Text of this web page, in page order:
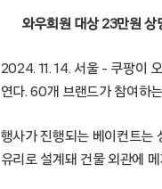
와우회원 대상 23만원 상
2024. 11. 14. 서울 – 쿠팡이
연다. 60개 브랜드가 참여하
행사가 진행되는 베이컨트는
유리로 설계돼 건물 외관에